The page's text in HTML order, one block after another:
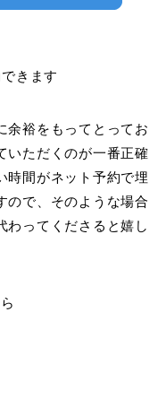
きます
余裕をもってとってお
いただくのが一番正確
時間がネット予約で埋
ので、そのような場合
わってくださると嬉し